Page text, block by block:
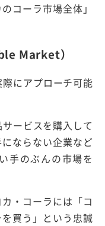
コーラ市場全体」
Market）
にアプローチ可能
ービスを購入して
ならない企業など
手のぶんの市場を
・コーラには「コ
買う」という忠誠